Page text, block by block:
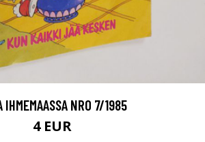
IHMEMAASSA NRO 7/1985
4 EUR